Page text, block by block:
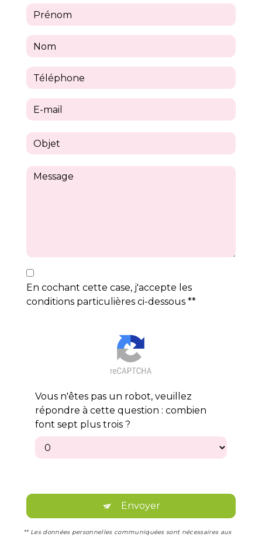
En cochant cette case, j'accepte les
conditions particulières ci-dessous **
Vous n'êtes pas un robot, veuillez
répondre à cette question : combien
font sept plus trois ?
Envoyer
** Les données personnelles communiquées sont nécessaires aux